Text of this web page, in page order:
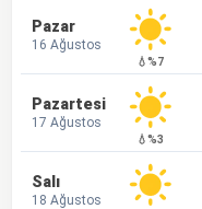
Pazar
16 Ağustos
💧%7
Pazartesi
17 Ağustos
💧%3
Salı
18 Ağustos